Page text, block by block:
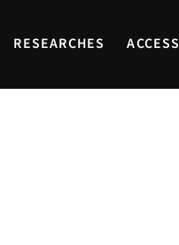
RESEARCHES ACCESS